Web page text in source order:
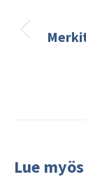
Lue myös